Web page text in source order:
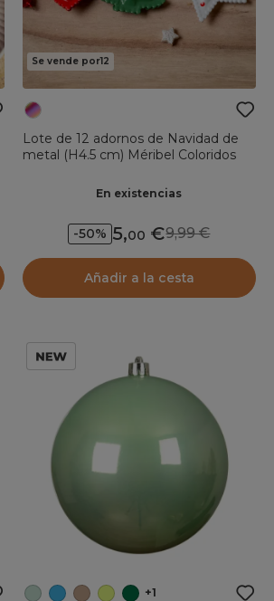
Se vende por12
Lote de 12 adornos de Navidad de
metal (H4.5 cm) Méribel Coloridos
En existencias
-50% 5,00 9,99
Añadir a la cesta
+1